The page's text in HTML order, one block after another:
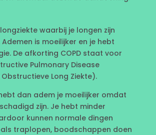
longziekte waarbij je longen zijn
is moeilijker en je hebt
De afkorting COPD staat voor
Pulmonary Disease
Long Ziekte).
dan adem je moeilijker omdat
zijn. Je hebt minder
kunnen normale dingen
traplopen, boodschappen doen